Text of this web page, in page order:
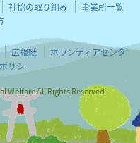
社協の取り組み
事業所一覧
広報紙
ボランティアセンタ
リシー
Welfare All Rights Reserved